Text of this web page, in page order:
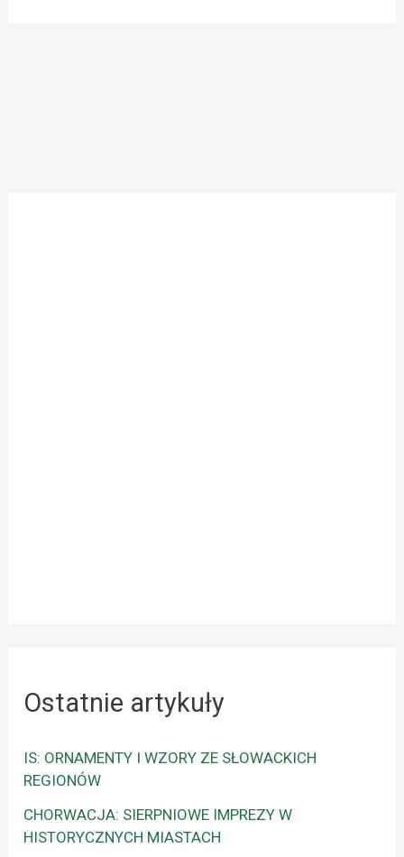
Ostatnie artykuły
IS: ORNAMENTY I WZORY ZE SŁOWACKICH
REGIONÓW
CHORWACJA: SIERPNIOWE IMPREZY W
HISTORYCZNYCH MIASTACH